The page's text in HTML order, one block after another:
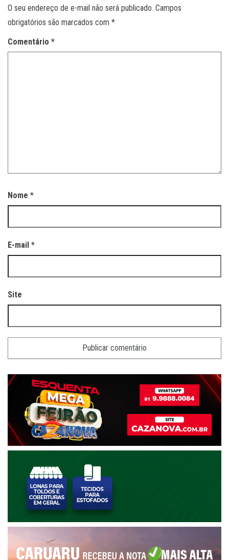
O seu endereço de e-mail não será publicado. Campos
obrigatórios são marcados com *
Comentário *
Nome *
E-mail *
Site